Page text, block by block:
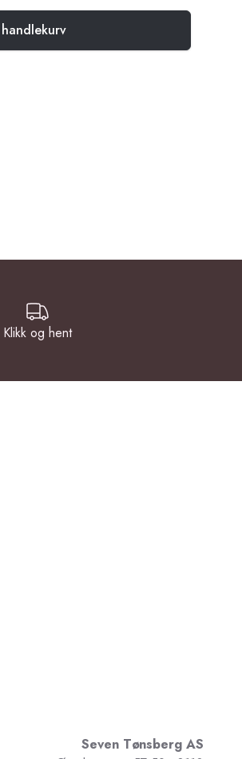
Klikk og hent
Seven Tønsberg AS